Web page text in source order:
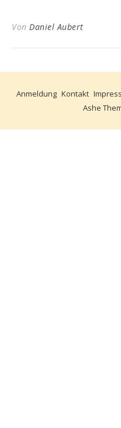
Von Daniel Aubert
Anmeldung Kontakt
Ashe